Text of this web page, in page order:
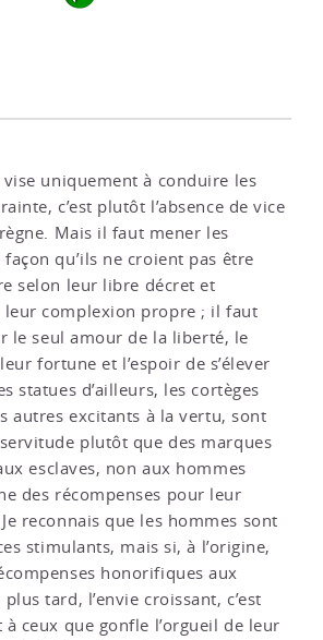
uniquement à conduire les
c’est plutôt l’absence de vice
Mais il faut mener les
qu’ils ne croient pas être
selon leur libre décret et
leur complexion propre ; il faut
le seul amour de la liberté, le
fortune et l’espoir de s’élever
statues d’ailleurs, les cortèges
autres excitants à la vertu, sont
plutôt que des marques
esclaves, non aux hommes
des récompenses pour leur
reconnais que les hommes sont
stimulants, mais si, à l’origine,
honorifiques aux
tard, l’envie croissant, c’est
à ceux que gonfle l’orgueil de leur